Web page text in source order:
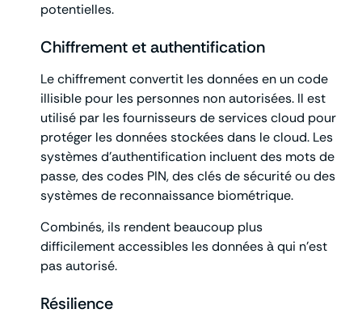
potentielles.
Chiffrement et authentification
Le chiffrement convertit les données en un code
illisible pour les personnes non autorisées. Il est
utilisé par les fournisseurs de services cloud pour
protéger les données stockées dans le cloud. Les
systèmes d’authentification incluent des mots de
passe, des codes PIN, des clés de sécurité ou des
systèmes de reconnaissance biométrique.
Combinés, ils rendent beaucoup plus
difficilement accessibles les données à qui n’est
pas autorisé.
Résilience